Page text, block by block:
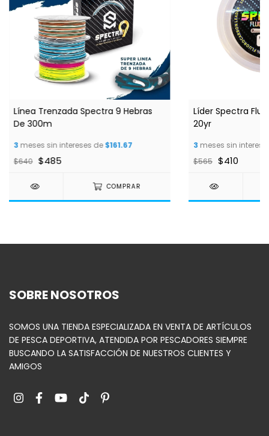
Línea Trenzada Spectra 9 Hebras
De 300m
3 meses sin intereses de$161.67
$640 $485
COMPRAR
Líder Spectra
20yr
3 meses sin
$565 $410
SOBRE NOSOTROS
SOMOS UNA TIENDA ESPECIALIZADA EN VENTA DE ARTÍCULOS
DE PESCA DEPORTIVA, ATENDIDA POR PESCADORES SIEMPRE
BUSCANDO LA SATISFACCIÓN DE NUESTROS CLIENTES Y
AMIGOS